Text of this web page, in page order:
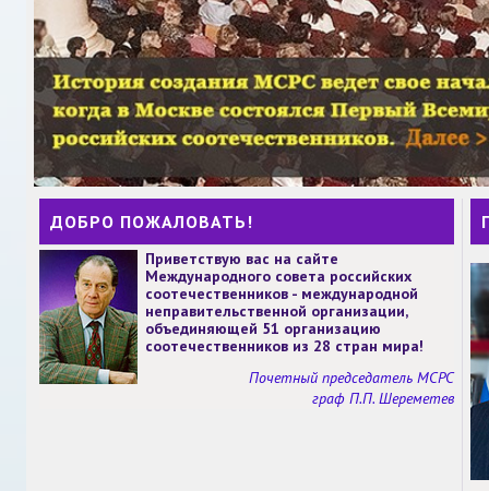
ДОБРО ПОЖАЛОВАТЬ!
Приветствую вас на сайте
Международного совета российских
соотечественников - международной
неправительственной организации,
объединяющей 51 организацию
соотечественников из 28 стран мира!
Почетный председатель МСРС
граф П.П. Шереметев